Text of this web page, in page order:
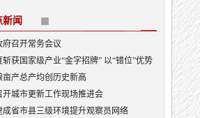
新闻
府召开常务会议
获国家级产业“金字招牌” 以“错位”优势
层赛道
亩产总产均创历史新高
开城市更新工作现场推进会
成省市县三级环境提升观察员网络